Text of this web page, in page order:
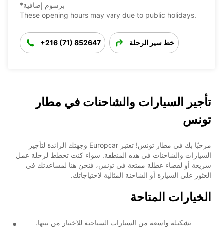
*برسوم إضافية
These opening hours may vary due to public holidays.
+216 (71) 852647 خط سير الرحلة
تأجير السيارات والشاحنات في مطار
تونس
مرحبًا بك في مطار تونس! تعتبر Europcar وجهتك الرائدة لتأجير
السيارات والشاحنات في هذه المنطقة. سواء كنت تخطط لرحلة عمل
سريعة أو لقضاء عطلة ممتعة في تونس، فنحن هنا لمساعدتك في
العثور على السيارة أو الشاحنة المثالية لاحتياجاتك.
الخيارات المتاحة
تشكيلة واسعة من السيارات السياحية للاختيار من بينها.